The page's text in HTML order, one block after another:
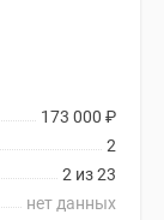
173 000 ₽
2
2 из 23
нет данных